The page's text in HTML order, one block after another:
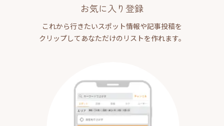
お気に入り登録
これから行きたいスポット情報や記事投稿を
クリップしてあなただけのリストを作れます。